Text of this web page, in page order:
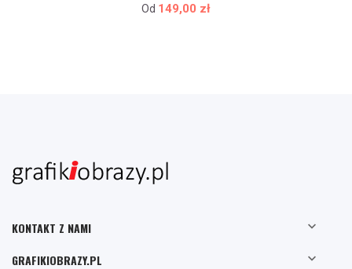
Od 149,00 zł
KONTAKT Z NAMI 
GRAFIKIOBRAZY.PL 